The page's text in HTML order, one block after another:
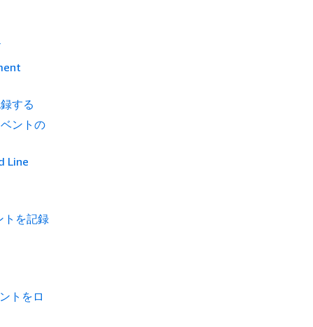
する
ントの
Line
トを記録
トをロ